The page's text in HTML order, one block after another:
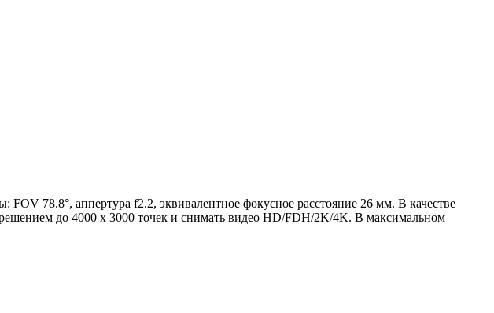
78.8°, аппертура f2.2, эквивалентное фокусное расстояние 26 мм. В качестве
до 4000 х 3000 точек и снимать видео HD/FDH/2K/4K. В максимальном